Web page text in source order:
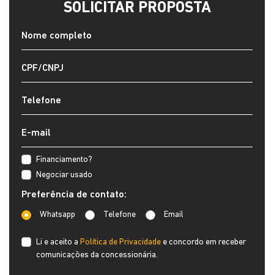
SOLICITAR PROPOSTA
Financiamento?
Negociar usado
Preferência de contato:
Whatsapp Telefone Email
Li e aceito a Política de Privacidade e concordo em receber
comunicações da concessionária.